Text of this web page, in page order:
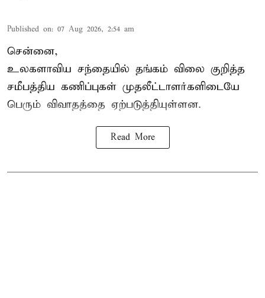
Published on: 07 Aug 2026, 2:54 am
சென்னை,
உலகளாவிய சந்தையில் தங்கம் விலை குறித்த
சமீபத்திய கணிப்புகள் முதலீட்டாளர்களிடையே
பெரும் விவாதத்தை ஏற்படுத்தியுள்ளன.
Read More